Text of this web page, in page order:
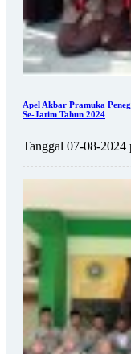
Apel Akbar Pramuka
Se-Jatim Tahun 2024
Tanggal 07-08-2024